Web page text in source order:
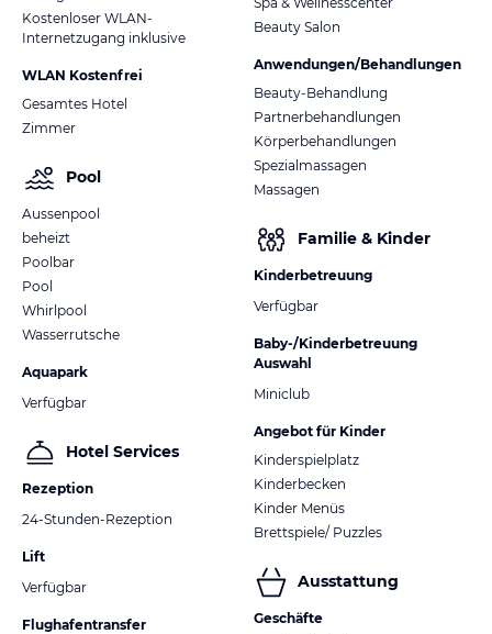
Kostenloser WLAN-
Internetzugang inklusive
WLAN Kostenfrei
Gesamtes Hotel
Zimmer
Pool
Aussenpool
beheizt
Poolbar
Pool
Whirlpool
Wasserrutsche
Aquapark
Verfügbar
Hotel Services
Rezeption
24-Stunden-Rezeption
Lift
Verfügbar
Flughafentransfer
Beauty Salon
Anwendungen/Behandlungen
Beauty-Behandlung
Partnerbehandlungen
Körperbehandlungen
Spezialmassagen
Massagen
Familie & Kinder
Kinderbetreuung
Verfügbar
Baby-/Kinderbetreuung
Auswahl
Miniclub
Angebot für Kinder
Kinderspielplatz
Kinderbecken
Kinder Menüs
Brettspiele/ Puzzles
Ausstattung
Geschäfte